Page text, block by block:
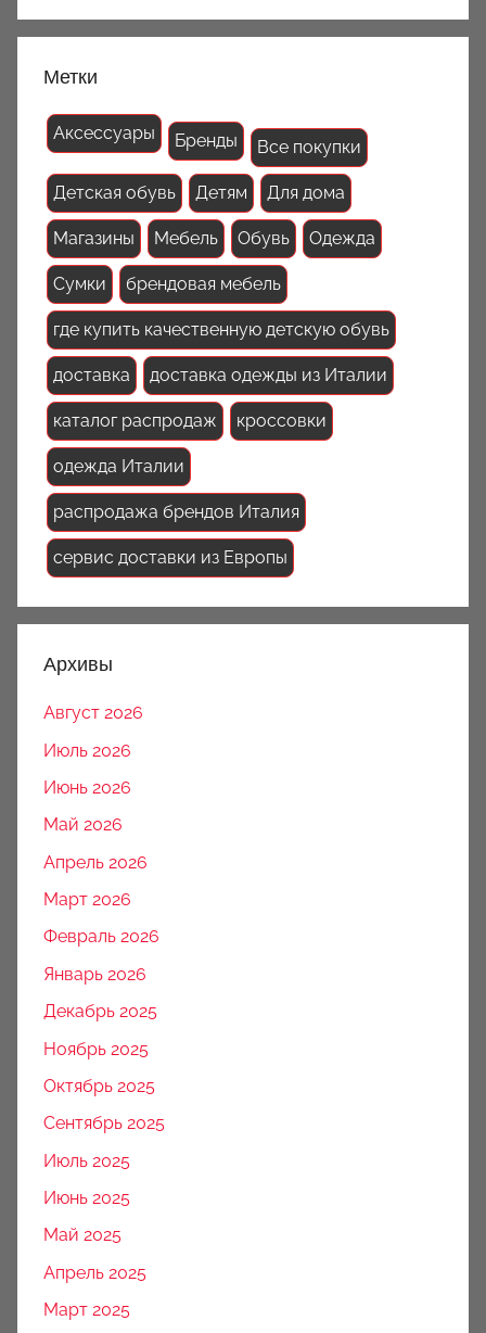
Метки
Аксессуары Бренды Все покупки
Детская обувь Детям Для дома
Магазины Мебель Обувь Одежда
Сумки брендовая мебель
где купить качественную детскую обувь
доставка доставка одежды из Италии
каталог распродаж кроссовки
одежда Италии
распродажа брендов Италия
сервис доставки из Европы
Архивы
Август 2026
Июль 2026
Июнь 2026
Май 2026
Апрель 2026
Март 2026
Февраль 2026
Январь 2026
Декабрь 2025
Ноябрь 2025
Октябрь 2025
Сентябрь 2025
Июль 2025
Июнь 2025
Май 2025
Апрель 2025
Март 2025